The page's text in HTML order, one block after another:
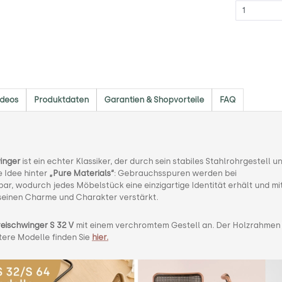
Anzahl
Produktdaten Garantien & Shopvorteile FAQ
ist ein echter Klassiker, der durch sein stabiles Stahlrohrgestell
Idee hinter „Pure Materials“: Gebrauchsspuren werden bei
wodurch jedes Möbelstück eine einzigartige Identität erhält und
Charme und Charakter verstärkt.
S 32 V mit einem verchromtem Gestell an. Der Holzrahmen
Modelle finden Sie hier.